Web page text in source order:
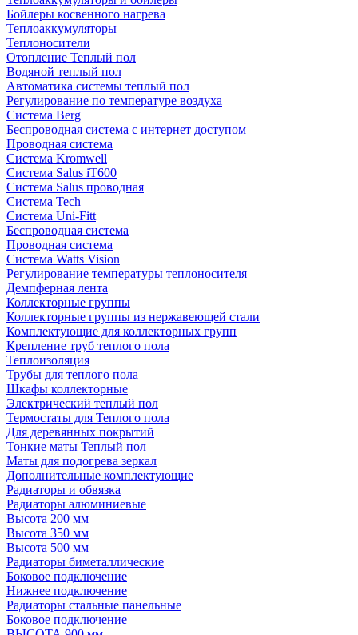
Бойлеры косвенного нагрева
Теплоаккумуляторы
Теплоносители
Отопление Теплый пол
Водяной теплый пол
Автоматика системы теплый пол
Регулирование по температуре воздуха
Система Berg
Беспроводная система с интернет доступом
Проводная система
Система Kromwell
Система Salus iT600
Система Salus проводная
Система Tech
Система Uni-Fitt
Беспроводная система
Проводная система
Система Watts Vision
Регулирование температуры теплоносителя
Демпферная лента
Коллекторные группы
Коллекторные группы из нержавеющей стали
Комплектующие для коллекторных групп
Крепление труб теплого пола
Теплоизоляция
Трубы для теплого пола
Шкафы коллекторные
Электрический теплый пол
Термостаты для Теплого пола
Для деревянных покрытий
Тонкие маты Теплый пол
Маты для подогрева зеркал
Дополнительные комплектующие
Радиаторы и обвязка
Радиаторы алюминиевые
Высота 200 мм
Высота 350 мм
Высота 500 мм
Радиаторы биметаллические
Боковое подключение
Нижнее подключение
Радиаторы стальные панельные
Боковое подключение